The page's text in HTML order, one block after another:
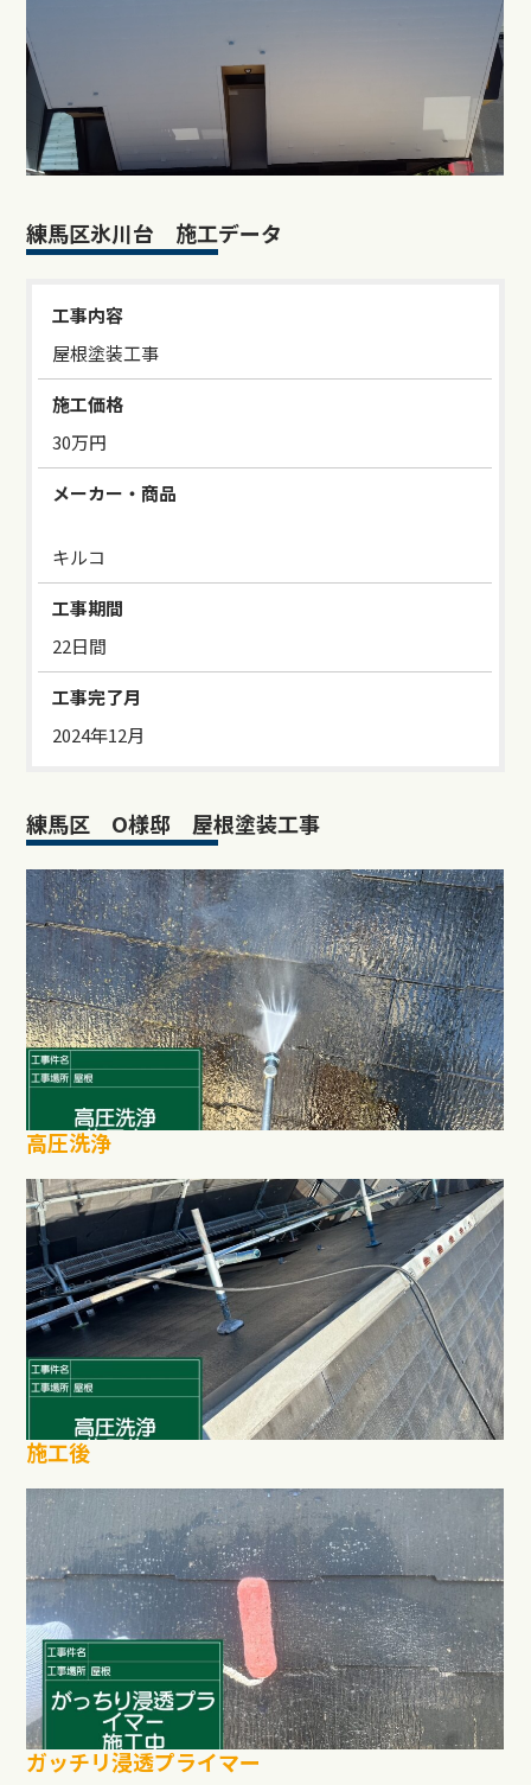
練馬区氷川台 施工データ
工事内容
屋根塗装工事
施工価格
30万円
メーカー・商品
キルコ
工事期間
22日間
工事完了月
2024年12月
練馬区 O様邸 屋根塗装工事
高圧洗浄
施工後
ガッチリ浸透プライマー